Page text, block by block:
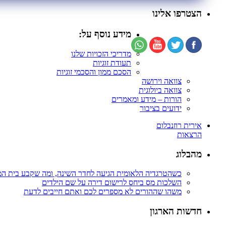
הצטרפו אלינו
מידע נוסף על:
מדריכי הזכויות שלנו
תעודת זוגיות
הסכם ממון והסכמי זוגיות
צוואה וירושה
צוואה ביולוגית
הורות – מידע ומאמרים
ידועים בציבור
אירית רוזנבלום
הרצאות
מהבלוג
כשהטרגדיה הלאומית הגיעה לחדר השינה, ומה שקבע בית
השלכות מס ביחס לרישום דירה על שם הילדים
משהו שההורים לא מספרים לכם ואתם חייבים לדעת
חדשות הארגון